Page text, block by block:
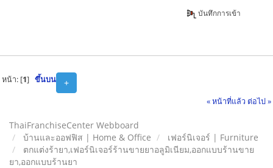
บันทึกการเข้า
+
หน้า: [1] ขึ้นบน
« หน้าที่แล้ว ต่อไป »
ThaiFranchiseCenter Webboard
บ้านและออฟฟิส | Home & Office
เฟอร์นิเจอร์ | Furniture
ตกแต่งร้ายา,เฟอร์นิเจอร์ร้านขายยาอลูมิเนียม,ออกแบบร้านขาย
ยา,ออกแบบร้านยา